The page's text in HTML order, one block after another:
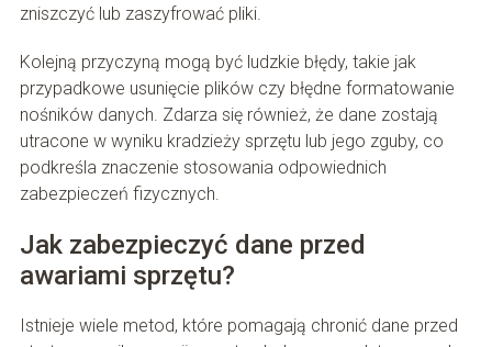
zniszczyć lub zaszyfrować pliki.
Kolejną przyczyną mogą być ludzkie błędy, takie jak
przypadkowe usunięcie plików czy błędne formatowanie
nośników danych. Zdarza się również, że dane zostają
utracone w wyniku kradzieży sprzętu lub jego zguby, co
podkreśla znaczenie stosowania odpowiednich
zabezpieczeń fizycznych.
Jak zabezpieczyć dane przed
awariami sprzętu?
Istnieje wiele metod, które pomagają chronić dane przed